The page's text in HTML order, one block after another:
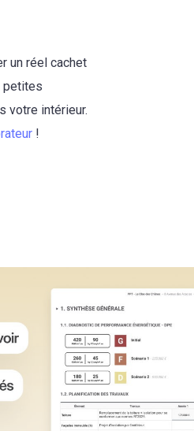
un réel cachet
petites
votre intérieur.
!